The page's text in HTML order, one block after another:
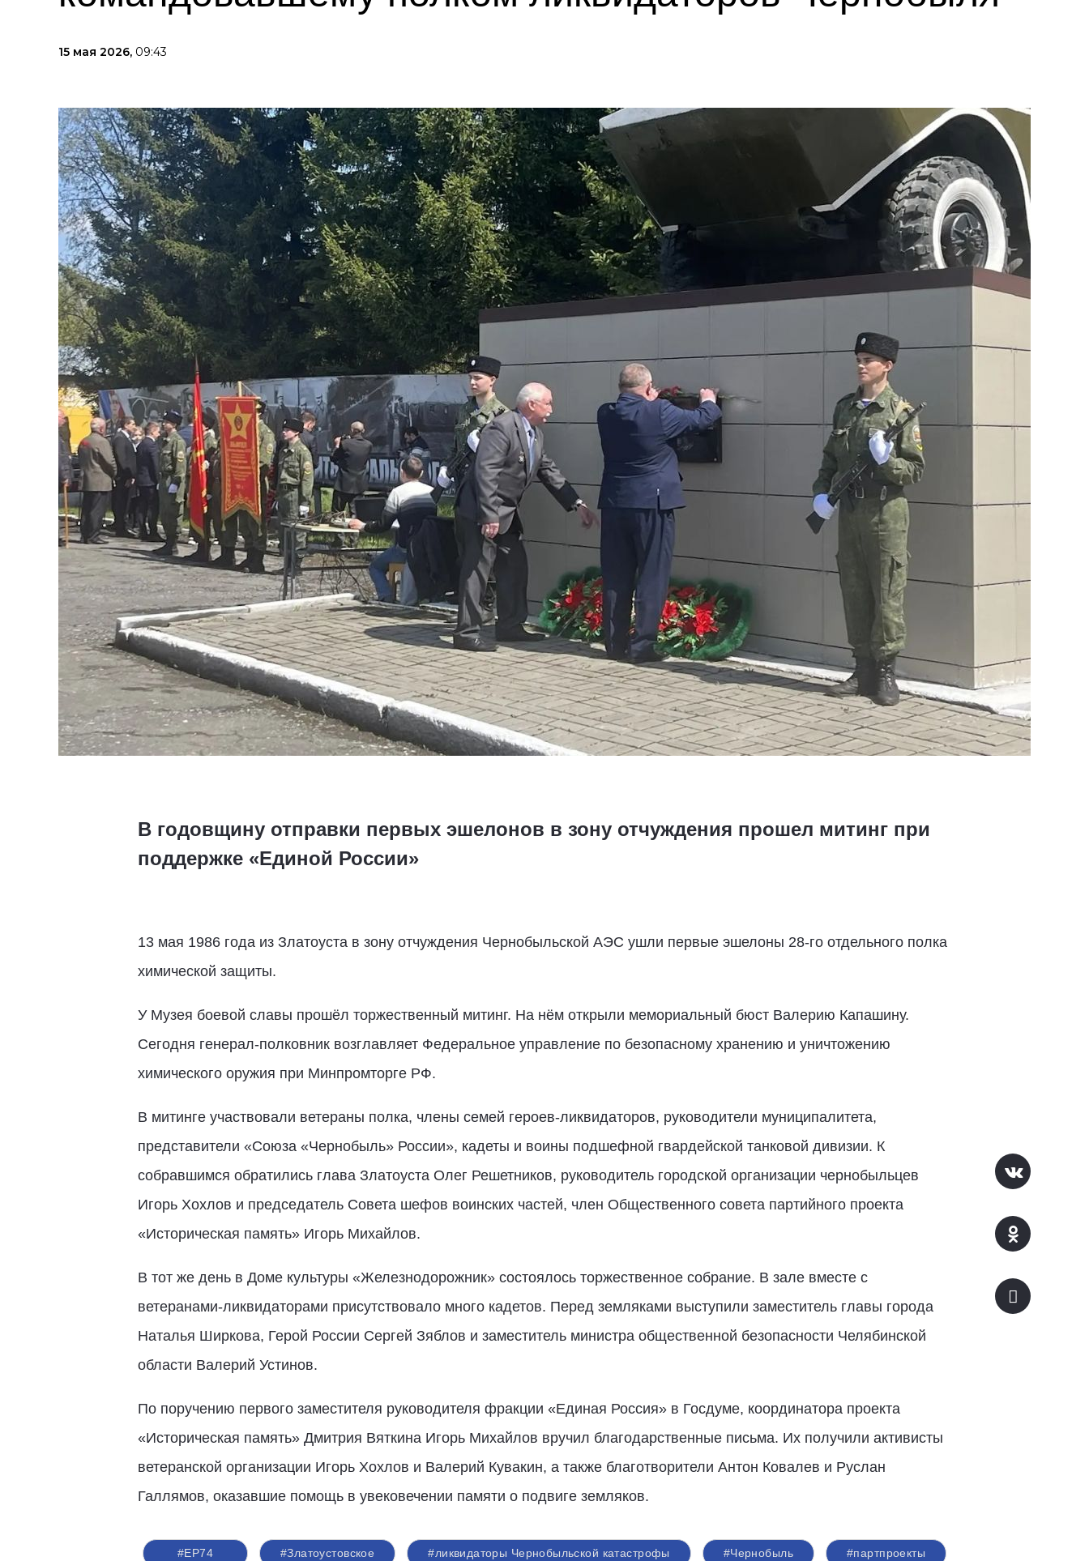
15 мая 2026, 09:43
В годовщину отправки первых эшелонов в зону отчуждения прошел митинг при
поддержке «Единой России»
13 мая 1986 года из Златоуста в зону отчуждения Чернобыльской АЭС ушли первые эшелоны 28-го отдельного полка
химической защиты.
У Музея боевой славы прошёл торжественный митинг. На нём открыли мемориальный бюст Валерию Капашину.
Сегодня генерал-полковник возглавляет Федеральное управление по безопасному хранению и уничтожению
химического оружия при Минпромторге РФ.
В митинге участвовали ветераны полка, члены семей героев-ликвидаторов, руководители муниципалитета,
представители «Союза «Чернобыль» России», кадеты и воины подшефной гвардейской танковой дивизии. К
собравшимся обратились глава Златоуста Олег Решетников, руководитель городской организации чернобыльцев
Игорь Хохлов и председатель Совета шефов воинских частей, член Общественного совета партийного проекта
«Историческая память» Игорь Михайлов.
В тот же день в Доме культуры «Железнодорожник» состоялось торжественное собрание. В зале вместе с
ветеранами-ликвидаторами присутствовало много кадетов. Перед земляками выступили заместитель главы города
Наталья Ширкова, Герой России Сергей Зяблов и заместитель министра общественной безопасности Челябинской
области Валерий Устинов.
По поручению первого заместителя руководителя фракции «Единая Россия» в Госдуме, координатора проекта
«Историческая память» Дмитрия Вяткина Игорь Михайлов вручил благодарственные письма. Их получили активисты
ветеранской организации Игорь Хохлов и Валерий Кувакин, а также благотворители Антон Ковалев и Руслан
Галлямов, оказавшие помощь в увековечении памяти о подвиге земляков.
#ЕР74 #Златоустовское #ликвидаторы Чернобыльской катастрофы #Чернобыль #партпроекты